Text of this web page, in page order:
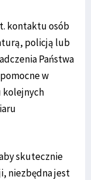
kontaktu osób
policją lub
Państwa
w
kolejnych
skutecznie
niezbędna jest